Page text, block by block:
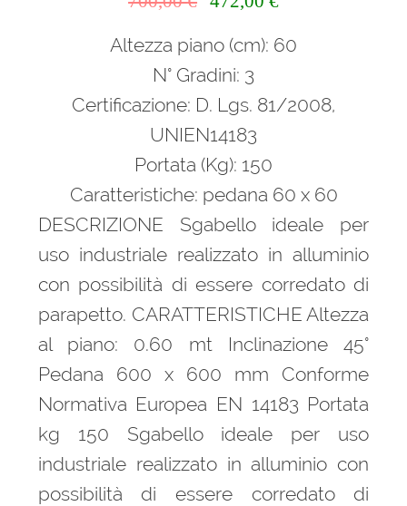
originale
700,00 €.
attuale
Altezza piano (cm): 60
N° Gradini: 3
Certificazione: D. Lgs. 81/2008,
UNIEN14183
Portata (Kg): 150
Caratteristiche: pedana 60 x 60
DESCRIZIONE Sgabello ideale per
uso industriale realizzato in alluminio
con possibilità di essere corredato di
parapetto. CARATTERISTICHE Altezza
al piano: 0.60 mt Inclinazione 45°
Pedana 600 x 600 mm Conforme
Normativa Europea EN 14183 Portata
kg 150 Sgabello ideale per uso
industriale realizzato in alluminio con
possibilità di essere corredato di